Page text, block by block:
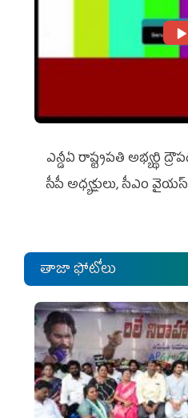
ఎన్డీఏ రాష్ట్ర‌ప‌తి అభ్య‌ర్థి
సీపీ అధ్య‌క్షులు, సీఎం
తాజా ఫోటోలు